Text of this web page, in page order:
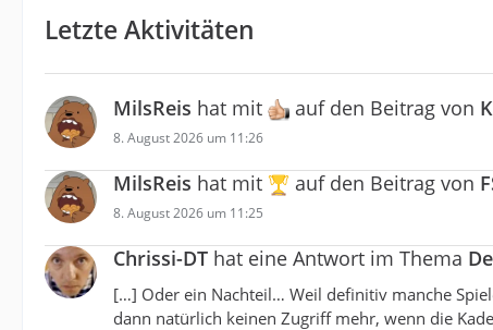
Letzte Aktivitäten
MilsReis hat mit auf den Beitrag von
8. August 2026 um 11:26
MilsReis hat mit auf den Beitrag von
8. August 2026 um 11:25
Chrissi-DT hat eine Antwort im Thema
[…] Oder ein Nachteil… Weil definitiv manche
dann natürlich keinen Zugriff mehr, wenn die